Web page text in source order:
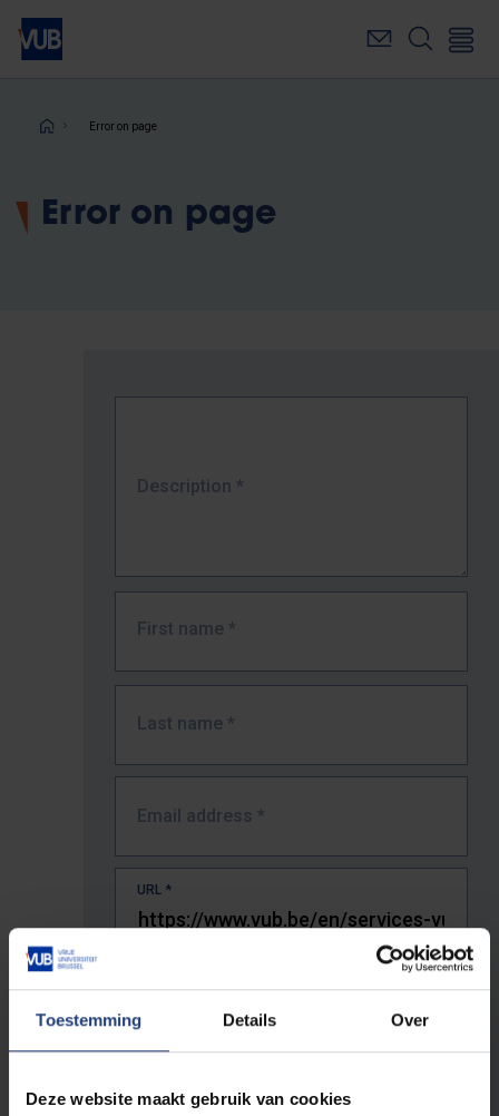
Toestemming Details Over
Deze website maakt gebruik van cookies
Skip
main
Breadcrumb
Error on page
Error on page
Description *
First name *
Last name *
Email address *
URL *
The full URL of the page where you encountered the error.